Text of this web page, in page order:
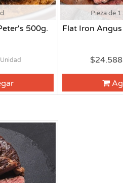
500g.
Pieza de
Flat Iron
$24.588